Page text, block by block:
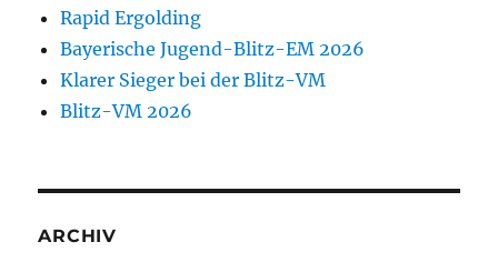
Rapid Ergolding
Bayerische Jugend-Blitz-EM 2026
Klarer Sieger bei der Blitz-VM
Blitz-VM 2026
ARCHIV